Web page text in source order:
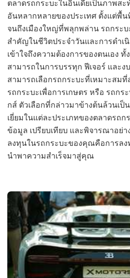
ตลาดรถกระบะในอินเดียเป็นภาพส
อันหลากหลายของประเทศ ตั้งแต่พื้
จนถึงเมืองใหญ่ที่พลุกพล่าน รถกระ
สำคัญในชีวิตประจำวันและการดำเ
เข้าใจถึงความต้องการของตนเอง
สามารถในการบรรทุก ฟีเจอร์ และ
สามารถเลือกรถกระบะที่เหมาะสม
รถกระบะเพื่อการเกษตร หรือ รถก
กส์ ตัวเลือกที่กล่าวมาข้างต้นล้วนเ
เยี่ยมในแต่ละประเภทของตลาดรถก
ข้อมูล เปรียบเทียบ และพิจารณาอย่
ลงทุนในรถกระบะของคุณคือการล
นำพาความสำเร็จมาสู่คุณ